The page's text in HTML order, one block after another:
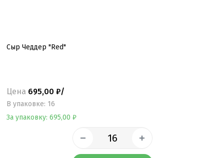
Сыр Чеддер "Red"
Цена 695,00 ₽/
B упаковке: 16
За упаковку: 695,00 ₽